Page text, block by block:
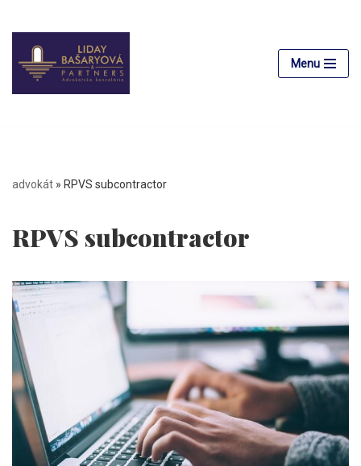
Preskočiť
na
obsah
Menu
advokát » RPVS subcontractor
RPVS subcontractor